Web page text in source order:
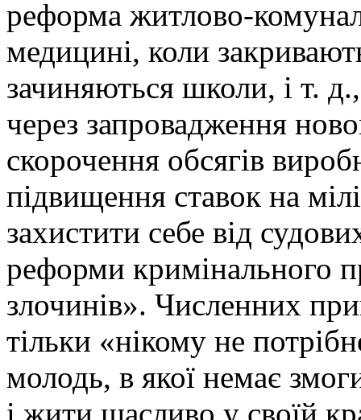
реформа житлово-
медицині, коли
зачиняються школи, і т.
через запровадження
скорочення обсягів
підвищення ставок на
захистити себе від
реформи кримінального
злочинів». Численних
тільки «нікому не
молодь, в якої немає
і жити щасливо у своїй